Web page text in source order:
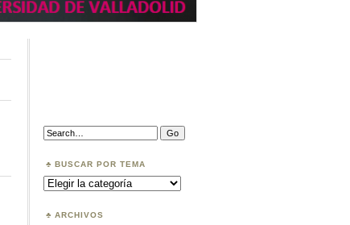
Search:
BUSCAR POR TEMA
Buscar
por
ARCHIVOS